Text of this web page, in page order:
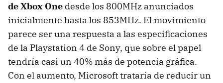
de Xbox One desde los 800MHz anunciados
inicialmente hasta los 853MHz. El movimiento
parece ser una respuesta a las especificaciones
de la Playstation 4 de Sony, que sobre el papel
tendría casi un 40% más de potencia gráfica.
Con el aumento, Microsoft trataría de reducir un